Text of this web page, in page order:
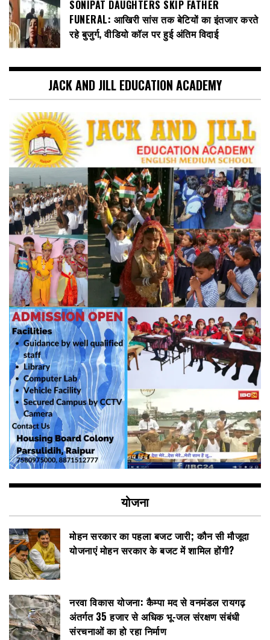
SONIPAT DAUGHTERS SKIP FATHER
FUNERAL: आखिरी सांस तक बेटियों का इंतजार करते
रहे बुजुर्ग, वीडियो कॉल पर हुई अंतिम विदाई
JACK AND JILL EDUCATION ACADEMY
योजना
मोहन सरकार का पहला बजट जारी; कौन सी मौजूदा
योजनाएं मोहन सरकार के बजट में शामिल होंगी?
नरवा विकास योजना: कैम्पा मद से वनमंडल रायगढ़
अंतर्गत 35 हजार से अधिक भू-जल संरक्षण संबंधी
संरचनाओं का हो रहा निर्माण